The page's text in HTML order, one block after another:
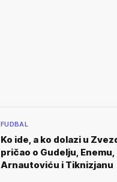
FUDBAL
Ko ide, a ko dolazi u
pričao o Gudelju,
Arnautoviću i Tiknizjanu